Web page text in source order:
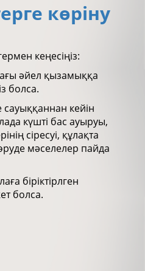
көріну
кеңесіңіз:
әйел қызамыққа
болса.
сауыққаннан кейін
күшті бас ауыруы,
сіресуі, құлақта
мәселелер пайда
біріктірлген
болса.